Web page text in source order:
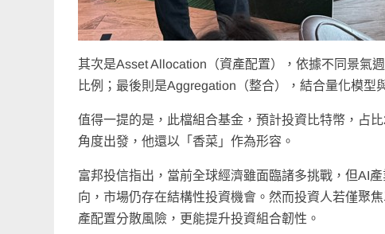
其次是Asset Allocation（資產配置），依據不同景氣
比例；最後則是Aggregation（整合），結合量化模型
值得一提的是，此檔組合基金，預計投資比特幣，占
角度出發，他還以「香菜」作為形容。
富邦投信指出，當前全球經濟雖面臨諸多挑戰，但AI
向，市場仍存在結構性投資機會。然而投資人若僅聚
產配置分散風險，更能提升投資組合韌性。